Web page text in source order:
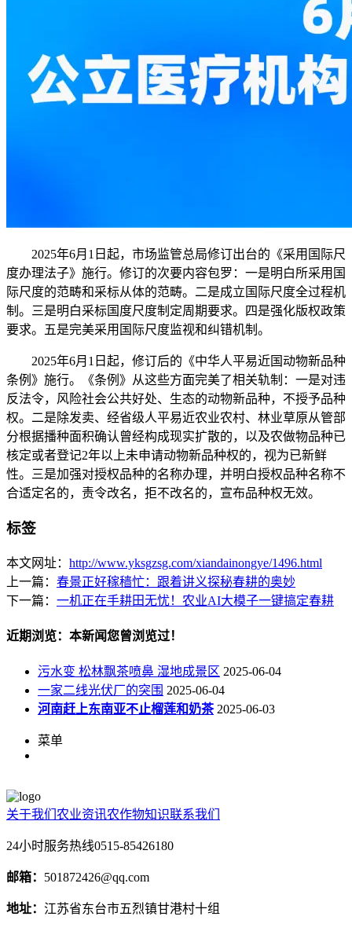
2025年6月1日起，市场监管总局修订出台的《采用国际尺
度办理法子》施行。修订的次要内容包罗：一是明白所采用国
际尺度的范畴和采标从体的范畴。二是成立国际尺度全过程机
制。三是明白采标国度尺度制定周期要求。四是强化版权政策
要求。五是完美采用国际尺度监视和纠错机制。
2025年6月1日起，修订后的《中华人平易近国动物新品种
条例》施行。《条例》从这些方面完美了相关轨制：一是对违
反法令，风险社会公共好处、生态的动物新品种，不授予品种
权。二是除发卖、经省级人平易近农业农村、林业草原从管部
分根据播种面积确认曾经构成现实扩散的，以及农做物品种已
核定或者登记2年以上未申请动物新品种权的，视为已新鲜
性。三是加强对授权品种的名称办理，并明白授权品种名称不
合适定名的，责令改名，拒不改名的，宣布品种权无效。
标签
本文网址： http://www.yksgzsg.com/xiandainongye/1496.html
上一篇： 春景正好稼穑忙：跟着讲义探秘春耕的奥妙
下一篇： 一机正在手耕田无忧！农业AI大模子一键搞定春耕
近期浏览：本新闻您曾浏览过！
污水变 松林飘茶喷鼻 湿地成景区 2025-06-04
一家二线光伏厂的突围 2025-06-04
河南赶上东南亚不止榴莲和奶茶 2025-06-03
菜单
关于我们 农业资讯农作物知识联系我们
24小时服务热线0515-85426180
邮箱： 501872426@qq.com
地址： 江苏省东台市五烈镇甘港村十组